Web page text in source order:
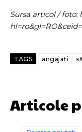
Sursa articol /
TAGS angajați
Articole